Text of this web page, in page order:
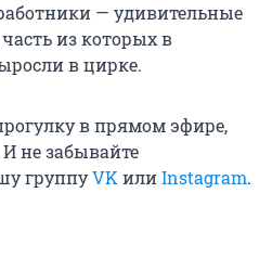
— удивительные
из которых в
в цирке.
в прямом эфире,
И не забывайте
группуVKилиInstagram.